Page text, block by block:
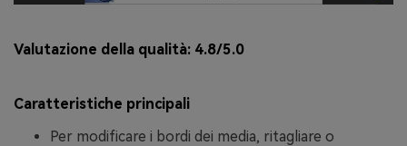
Valutazione della qualità: 4.8/5.0
Caratteristiche principali
Per modificare i bordi dei media, ritagliare o